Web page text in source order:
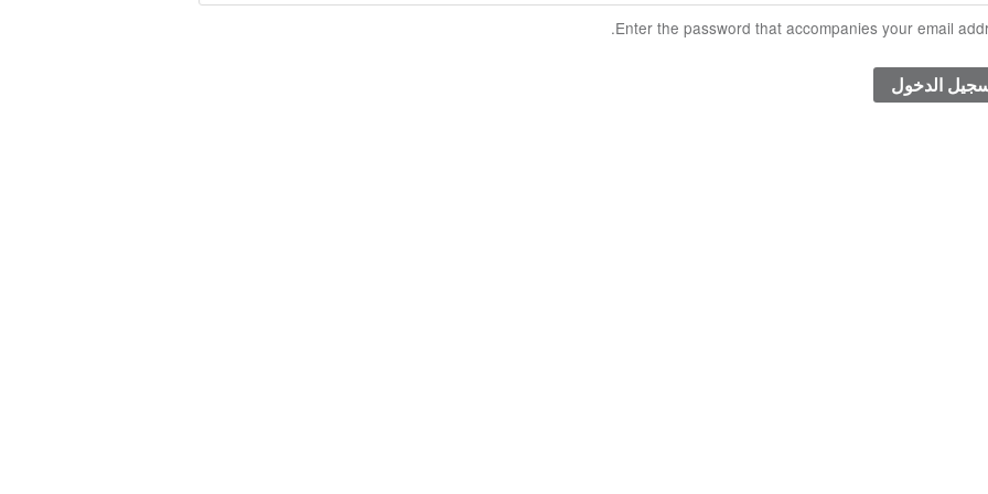
Enter the password that accompanies your email